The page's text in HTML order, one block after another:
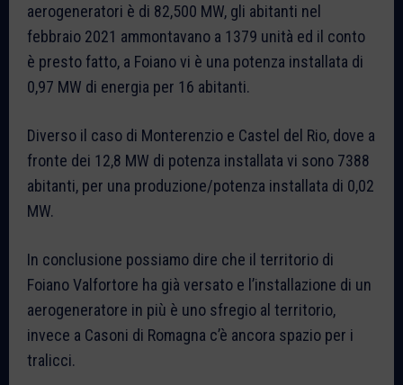
aerogeneratori è di 82,500 MW, gli abitanti nel
febbraio 2021 ammontavano a 1379 unità ed il conto
è presto fatto, a Foiano vi è una potenza installata di
0,97 MW di energia per 16 abitanti.
Diverso il caso di Monterenzio e Castel del Rio, dove a
fronte dei 12,8 MW di potenza installata vi sono 7388
abitanti, per una produzione/potenza installata di 0,02
MW.
In conclusione possiamo dire che il territorio di
Foiano Valfortore ha già versato e l’installazione di un
aerogeneratore in più è uno sfregio al territorio,
invece a Casoni di Romagna c’è ancora spazio per i
tralicci.